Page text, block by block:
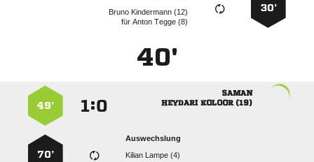
30’
  
für  
40'

  
:
49’
Auswechslung
  
70’